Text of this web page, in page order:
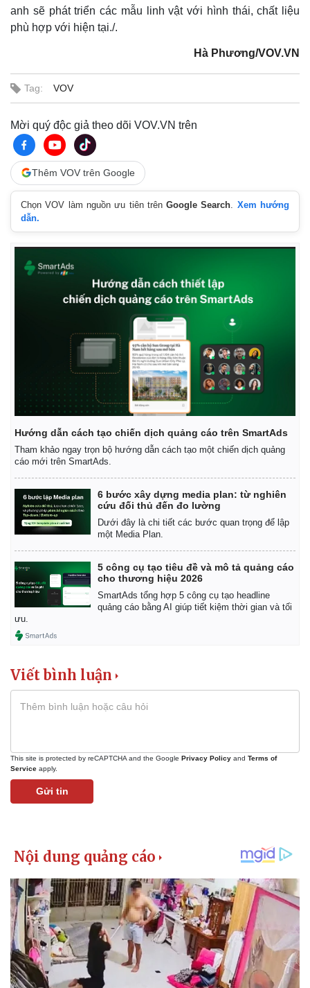
Pháp luật
Vụ án
Tin nóng
Quân sự - Quốc phòng
anh sẽ phát triển các mẫu linh vật với hình thái, chất liệu
phù hợp với hiện tại./.
Hà Phương/VOV.VN
Tag: VOV
Mời quý độc giả theo dõi VOV.VN trên
Thêm VOV trên Google
Chọn VOV làm nguồn ưu tiên trênGoogle Search
Xem hướng
dẫn.
Hướng dẫn cách tạo chiến dịch quảng cáo trên SmartAds
Tham khảo ngay trọn bộ hướng dẫn cách tạo một chiến dịch quảng
cáo mới trên SmartAds.
6 bước xây dựng media plan: từ nghiên
cứu đối thủ đến đo lường
Dưới đây là chi tiết các bước quan trọng để lập
một Media Plan.
5 công cụ tạo tiêu đề và mô tả quảng cáo
cho thương hiệu 2026
SmartAds tổng hợp 5 công cụ tạo headline
quảng cáo bằng AI giúp tiết kiệm thời gian và tối
ưu.
Viết bình luận
This site is protected by reCAPTCHA and the Google Privacy Policy and Terms of
Service apply.
Gửi tin